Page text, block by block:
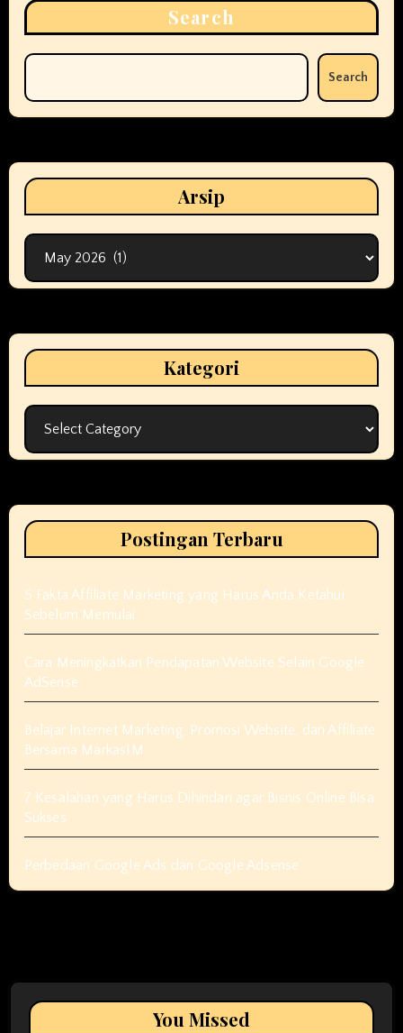
Search
Search
Arsip
Arsip
Kategori
Kategori
Postingan Terbaru
5 Fakta Affiliate Marketing yang Harus Anda Ketahui
Sebelum Memulai
Cara Meningkatkan Pendapatan Website Selain Google
AdSense
Belajar Internet Marketing, Promosi Website, dan Affiliate
Bersama MarkasIM
7 Kesalahan yang Harus Dihindari agar Bisnis Online Bisa
Sukses
Perbedaan Google Ads dan Google Adsense
You Missed